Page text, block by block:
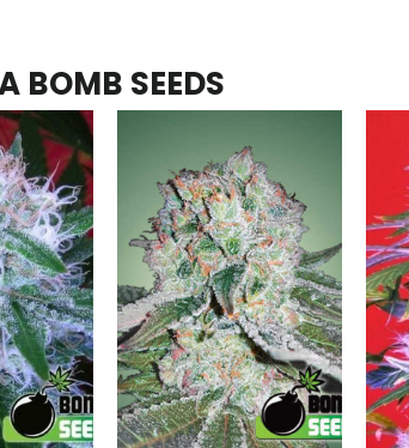
BOMB SEEDS